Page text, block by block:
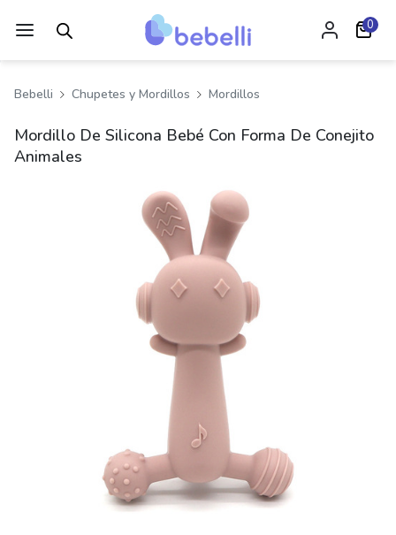
0
Bebelli Chupetes y Mordillos Mordillos
Mordillo De Silicona Bebé Con Forma De Conejito
Animales